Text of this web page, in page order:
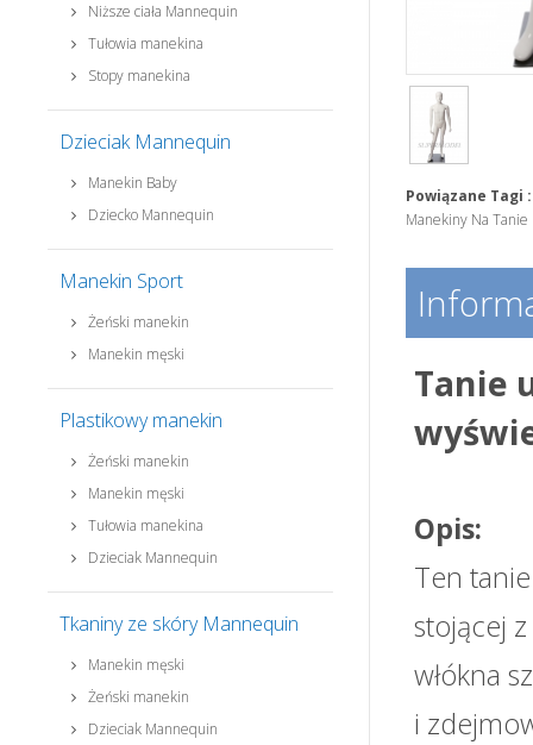
Niższe ciała Mannequin
Tułowia manekina
Stopy manekina
Dzieciak Mannequin
Manekin Baby
Dziecko Mannequin
Manekin Sport
Żeński manekin
Manekin męski
Plastikowy manekin
Żeński manekin
Manekin męski
Tułowia manekina
Dzieciak Mannequin
Tkaniny ze skóry Mannequin
Manekin męski
Żeński manekin
Dzieciak Mannequin
Powiązane Tagi :
Manekiny Na Tanie
Tanie
Opis:
Ten
stojącej
włókna
i